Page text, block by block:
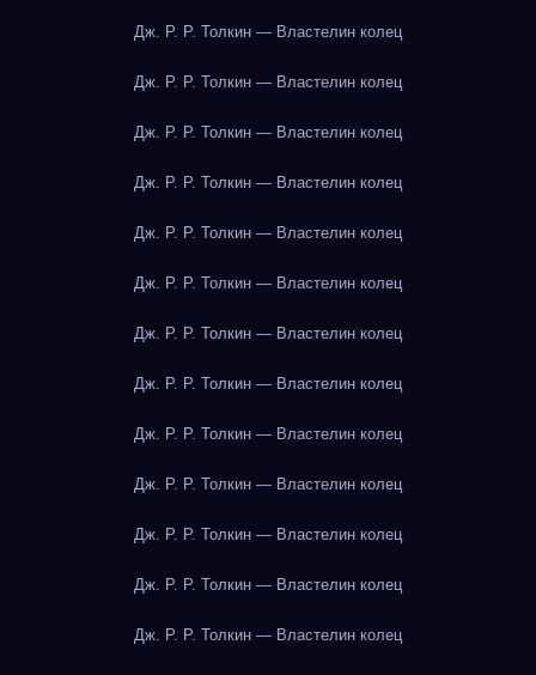
Дж. Р. Р. Толкин — Властелин колец
Дж. Р. Р. Толкин — Властелин колец
Дж. Р. Р. Толкин — Властелин колец
Дж. Р. Р. Толкин — Властелин колец
Дж. Р. Р. Толкин — Властелин колец
Дж. Р. Р. Толкин — Властелин колец
Дж. Р. Р. Толкин — Властелин колец
Дж. Р. Р. Толкин — Властелин колец
Дж. Р. Р. Толкин — Властелин колец
Дж. Р. Р. Толкин — Властелин колец
Дж. Р. Р. Толкин — Властелин колец
Дж. Р. Р. Толкин — Властелин колец
Дж. Р. Р. Толкин — Властелин колец